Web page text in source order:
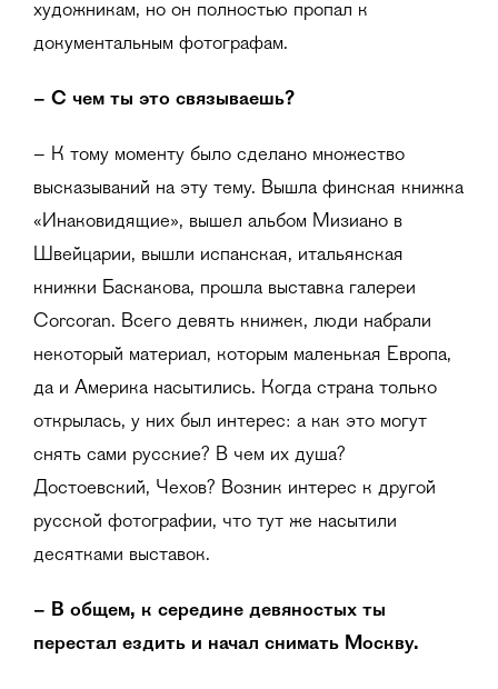
художникам, но он полностью пропал к
документальным фотографам.
– С чем ты это связываешь?
– К тому моменту было сделано множество
высказываний на эту тему. Вышла финская книжка
«Инаковидящие», вышел альбом Мизиано в
Швейцарии, вышли испанская, итальянская
книжки Баскакова, прошла выставка галереи
Corcoran. Всего девять книжек, люди набрали
некоторый материал, которым маленькая Европа,
да и Америка насытились. Когда страна только
открылась, у них был интерес: а как это могут
снять сами русские? В чем их душа?
Достоевский, Чехов? Возник интерес к другой
русской фотографии, что тут же насытили
десятками выставок.
– В общем, к середине девяностых ты
перестал ездить и начал снимать Москву.